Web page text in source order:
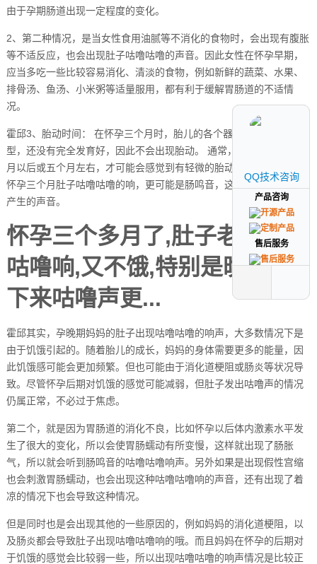
由于孕期肠道出现一定程度的变化。
2、第二种情况，是当女性食用油腻等不消化的食物时，会出现有腹胀
等不适反应，也会出现肚子咕噜咕噜的声音。因此女性在怀孕早期，
应当多吃一些比较容易消化、清淡的食物，例如新鲜的蔬菜、水果、
排骨汤、鱼汤、小米粥等适量服用，都有利于缓解胃肠道的不适情
况。
霍邱3、胎动时间： 在怀孕三个月时，胎儿的各个器官刚刚分化成
型，还没有完全发育好，因此不会出现胎动。 通常，孕妇在怀孕四个
月以后或五个月左右，才可能会感觉到有轻微的胎动。 肠鸣音原因：
怀孕三个月肚子咕噜咕噜的响，更可能是肠鸣音，这是由于肠道蠕动
产生的声音。
怀孕三个多月了,肚子老是咕噜
咕噜响,又不饿,特别是晚上躺
下来咕噜声更...
霍邱其实，孕晚期妈妈的肚子出现咕噜咕噜的响声，大多数情况下是
由于饥饿引起的。随着胎儿的成长，妈妈的身体需要更多的能量，因
此饥饿感可能会更加频繁。但也可能由于消化道梗阻或肠炎等状况导
致。尽管怀孕后期对饥饿的感觉可能减弱，但肚子发出咕噜声的情况
仍属正常，不必过于焦虑。
第二个，就是因为胃肠道的消化不良，比如怀孕以后体内激素水平发
生了很大的变化，所以会使胃肠蠕动有所变慢，这样就出现了肠胀
气，所以就会听到肠鸣音的咕噜咕噜响声。另外如果是出现假性宫缩
也会刺激胃肠蠕动，也会出现这种咕噜咕噜响的声音，还有出现了着
凉的情况下也会导致这种情况。
但是同时也是会出现其他的一些原因的，例如妈妈的消化道梗阻，以
及肠炎都会导致肚子出现咕噜咕噜响的哦。而且妈妈在怀孕的后期对
于饥饿的感觉会比较弱一些，所以出现咕噜咕噜的响声情况是比较正
QQ技术咨询
产品咨询
售后服务
QQ技术咨询
产品咨询
售后服务